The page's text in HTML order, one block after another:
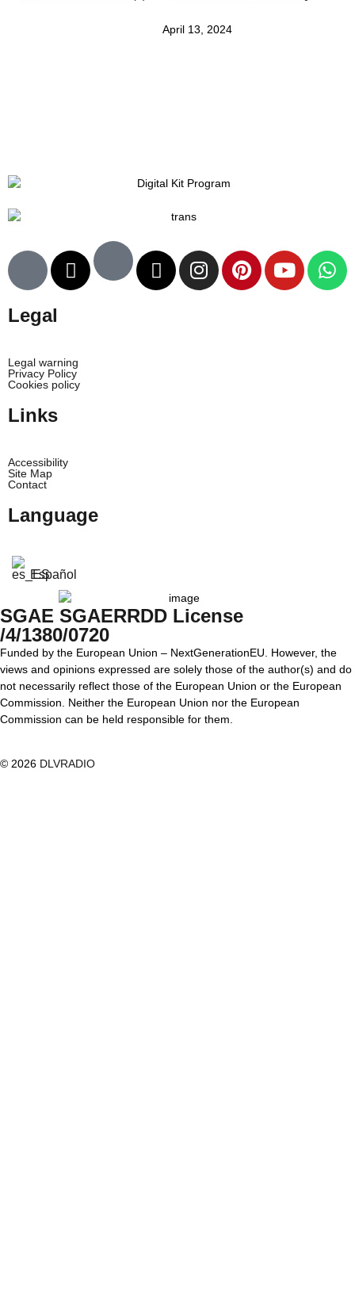
April 13, 2024
Legal
Legal warning
Privacy Policy
Cookies policy
Links
Accessibility
Site Map
Contact
Language
Español
SGAE SGAERRDD License
/4/1380/0720
Funded by the European Union – NextGenerationEU. However, the
views and opinions expressed are solely those of the author(s) and do
not necessarily reflect those of the European Union or the European
Commission. Neither the European Union nor the European
Commission can be held responsible for them.
© 2026 DLVRADIO